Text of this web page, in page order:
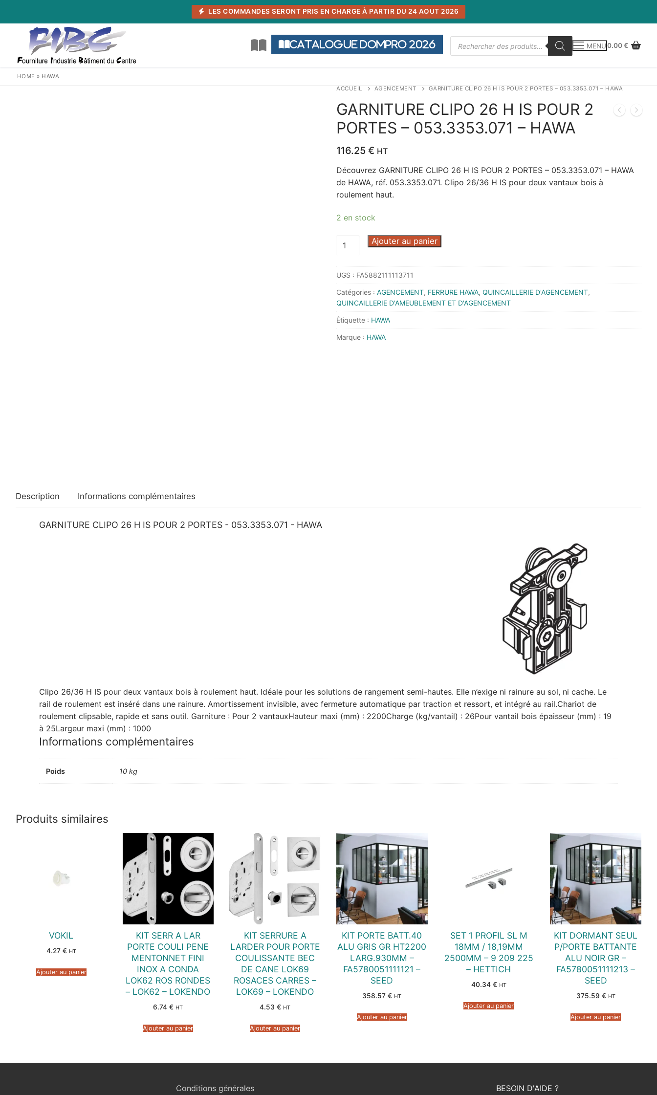
LES COMMANDES SERONT PRIS EN CHARGE À PARTIR DU 24 AOUT 2026
Catalogue DOMPRO 2026
Recherche
de
produits
MENU0.00€
HOME » HAWA
ACCUEIL
AGENCEMENT GARNITURE CLIPO 26 H IS POUR 2 PORTES – 053.3353.071 – HAWA
GARNITURE CLIPO 26 H IS POUR 2
PORTES – 053.3353.071 – HAWA
116.25 € HT
Découvrez GARNITURE CLIPO 26 H IS POUR 2 PORTES – 053.3353.071 – HAWA
de HAWA, réf. 053.3353.071. Clipo 26/36 H IS pour deux vantaux bois à
roulement haut.
2 en stock
quantité
CLIPO
26
H
IS
POUR
2
Ajouter au panier
UGS : FA5882111113711
Catégories : AGENCEMENT, FERRURE HAWA, QUINCAILLERIE D'AGENCEMENT,
QUINCAILLERIE D'AMEUBLEMENT ET D'AGENCEMENT
Étiquette : HAWA
Marque : HAWA
Description Informations complémentaires
GARNITURE CLIPO 26 H IS POUR 2 PORTES - 053.3353.071 - HAWA
Clipo 26/36 H IS pour deux vantaux bois à roulement haut. Idéale pour les solutions de rangement semi-hautes. Elle n’exige ni rainure au sol, ni cache. Le
rail de roulement est inséré dans une rainure. Amortissement invisible, avec fermeture automatique par traction et ressort, et intégré au rail.Chariot de
roulement clipsable, rapide et sans outil. Garniture : Pour 2 vantauxHauteur maxi (mm) : 2200Charge (kg/vantail) : 26Pour vantail bois épaisseur (mm) : 19
à 25Largeur maxi (mm) : 1000
Informations complémentaires
Poids 10 kg
Produits similaires
VOKIL
4.27 € HT
Ajouter au panier
KIT SERR A LAR
PORTE COULI PENE
MENTONNET FINI
INOX A CONDA
LOK62 ROS RONDES
– LOK62 – LOKENDO
6.74€ HT
Ajouter au panier
KIT SERRURE A
LARDER POUR PORTE
COULISSANTE BEC
DE CANE LOK69
ROSACES CARRES –
LOK69 – LOKENDO
4.53€ HT
Ajouter au panier
KIT PORTE BATT.40
ALU GRIS GR HT2200
LARG.930MM –
FA5780051111121 –
SEED
358.57€ HT
Ajouter au panier
SET 1 PROFIL SL M
18MM / 18,19MM
2500MM – 9 209 225
– HETTICH
40.34 € HT
Ajouter au panier
KIT DORMANT SEUL
P/PORTE BATTANTE
ALU NOIR GR –
FA5780051111213 –
SEED
375.59 € HT
Ajouter au panier
Conditions générales BESOIN D'AIDE ?